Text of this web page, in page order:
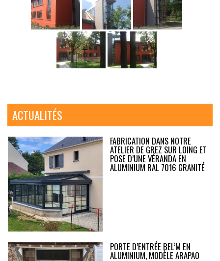
ACTUALITÉS
FABRICATION DANS NOTRE
ATELIER DE GREZ SUR LOING ET
POSE D’UNE VÉRANDA EN
ALUMINIUM RAL 7016 GRANITÉ
PORTE D’ENTRÉE BEL’M EN
ALUMINIUM, MODÈLE ARAPAO